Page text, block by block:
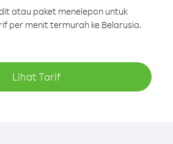
atau paket menelepon untuk
per menit termurah ke Belarusia.
Lihat Tarif